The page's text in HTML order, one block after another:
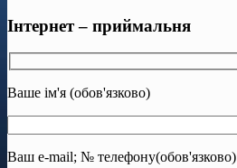
Інтернет – приймальня
Ваше ім'я (обов'язково)
Ваш e-mail; № телефону(обов'язково)